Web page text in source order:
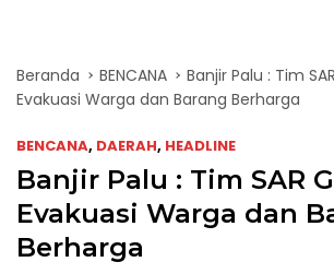
Beranda BENCANA
Banjir Palu : Tim
Evakuasi Warga dan Barang Berharga
BENCANA, DAERAH, HEADLINE
Banjir Palu : Tim SAR
Evakuasi Warga dan
Berharga